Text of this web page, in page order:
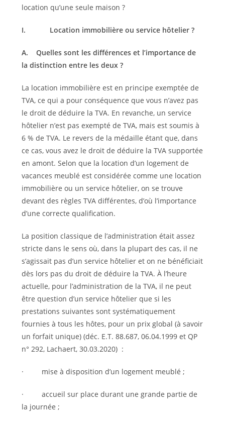
location qu’une seule maison ?
I. Location immobilière ou service hôtelier ?
A. Quelles sont les différences et l’importance de
la distinction entre les deux ?
La location immobilière est en principe exemptée de
TVA, ce qui a pour conséquence que vous n’avez pas
le droit de déduire la TVA. En revanche, un service
hôtelier n’est pas exempté de TVA, mais est soumis à
6 % de TVA. Le revers de la médaille étant que, dans
ce cas, vous avez le droit de déduire la TVA supportée
en amont. Selon que la location d’un logement de
vacances meublé est considérée comme une location
immobilière ou un service hôtelier, on se trouve
devant des règles TVA différentes, d’où l’importance
d’une correcte qualification.
La position classique de l’administration était assez
stricte dans le sens où, dans la plupart des cas, il ne
s’agissait pas d’un service hôtelier et on ne bénéficiait
dès lors pas du droit de déduire la TVA. À l’heure
actuelle, pour l’administration de la TVA, il ne peut
être question d’un service hôtelier que si les
prestations suivantes sont systématiquement
fournies à tous les hôtes, pour un prix global (à savoir
un forfait unique) (déc. E.T. 88.687, 06.04.1999 et QP
n° 292, Lachaert, 30.03.2020) :
· mise à disposition d’un logement meublé ;
· accueil sur place durant une grande partie de
la journée ;